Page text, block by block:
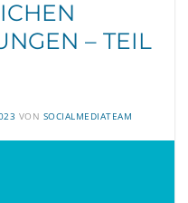
– TEIL
VON SOCIALMEDIATEAM